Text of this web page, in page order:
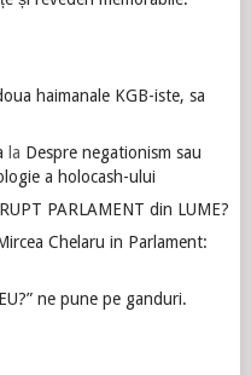
haimanale KGB-iste, sa
la Despre negationism sau
a holocash-ului
PARLAMENT din LUME?
Chelaru in Parlament:
ne pune pe ganduri.